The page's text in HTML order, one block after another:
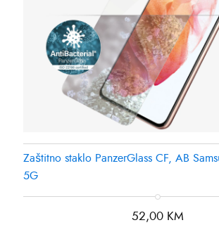
Zaštitno staklo PanzerGlass CF, AB
5G
52,00 KM